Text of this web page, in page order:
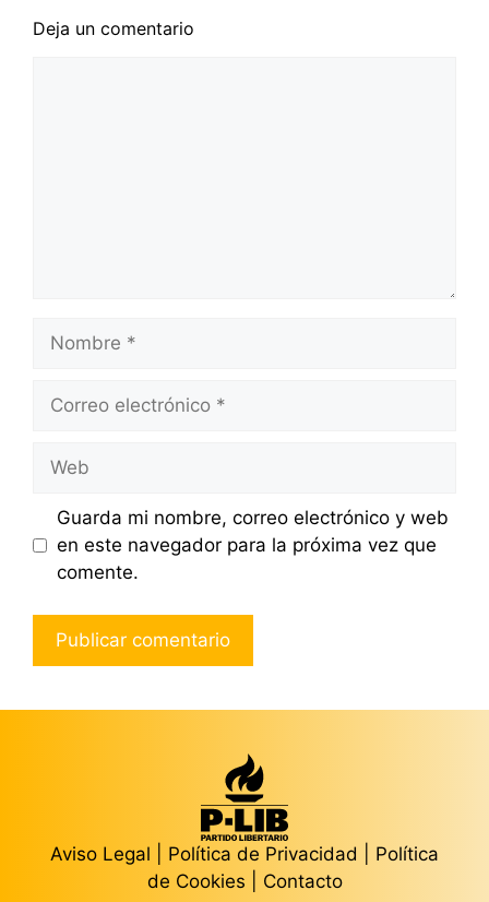
Deja un comentario
Nombre
Correo
Web
Guarda mi nombre, correo electrónico y web
en este navegador para la próxima vez que
comente.
Aviso Legal Política de Privacidad
Política
de Cookies
Contacto